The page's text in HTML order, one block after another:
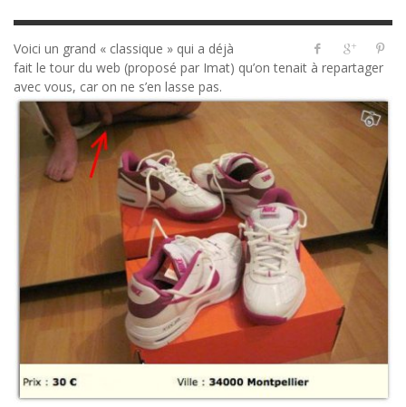
Voici un grand « classique » qui a déjà
fait le tour du web (proposé par Imat) qu’on tenait à repartager
avec vous, car on ne s’en lasse pas.